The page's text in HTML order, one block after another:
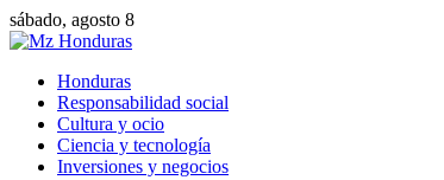
sábado, agosto 8
Honduras
Responsabilidad social
Cultura y ocio
Ciencia y tecnología
Inversiones y negocios